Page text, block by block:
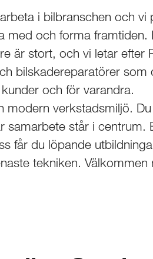
i bilbranschen och vi
med och forma framtiden.
är stort, och vi letar efter
bilskadereparatörer som
och för varandra.
modern verkstadsmiljö.
samarbete står i centrum.
får du löpande
tekniken. Välkommen